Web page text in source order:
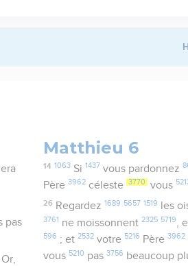
pas
Matthieu 6
14 1063Si 1437 vous pardonnez
Père3962 céleste 3770 vous
26 Regardez 1689 5657 1519 les
3761 ne moissonnent2325 5719 ,
596 ; et2532 votre 5216 Père3962
vous 5210 pas3756 beaucoup